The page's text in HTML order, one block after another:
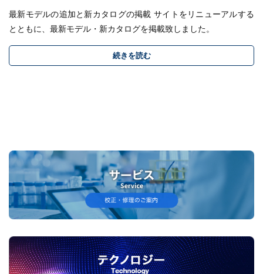
最新モデルの追加と新カタログの掲載 サイトをリニューアルする
とともに、最新モデル・新カタログを掲載致しました。
続きを読む